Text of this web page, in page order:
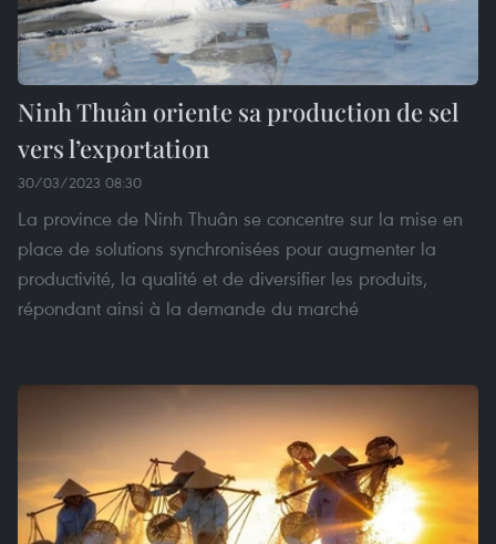
Ninh Thuân oriente sa production de sel
vers l’exportation
30/03/2023 08:30
La province de Ninh Thuân se concentre sur la mise en
place de solutions synchronisées pour augmenter la
productivité, la qualité et de diversifier les produits,
répondant ainsi à la demande du marché